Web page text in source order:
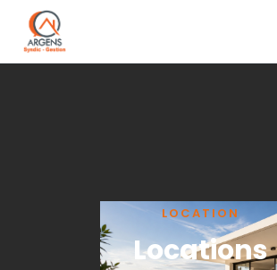
LOCATION
Locations